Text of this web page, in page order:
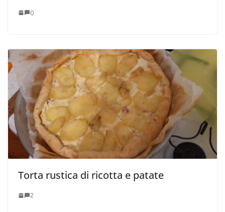
0
Torta rustica di ricotta e patate
2